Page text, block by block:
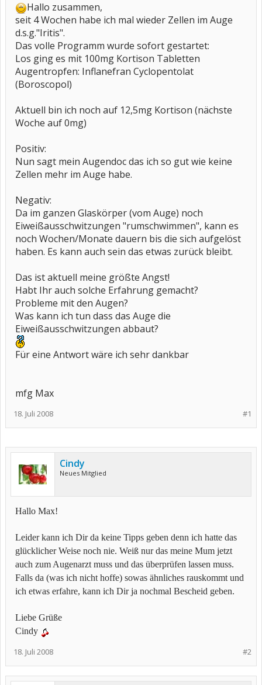
Hallo zusammen,
seit 4 Wochen habe ich mal wieder Zellen im Auge
d.s.g."Iritis".
Das volle Programm wurde sofort gestartet:
Los ging es mit 100mg Kortison Tabletten
Augentropfen: Inflanefran Cyclopentolat
(Boroscopol)
Aktuell bin ich noch auf 12,5mg Kortison (nächste
Woche auf 0mg)
Positiv:
Nun sagt mein Augendoc das ich so gut wie keine
Zellen mehr im Auge habe.
Negativ:
Da im ganzen Glaskörper (vom Auge) noch
Eiweißausschwitzungen "rumschwimmen", kann es
noch Wochen/Monate dauern bis die sich aufgelöst
haben. Es kann auch sein das etwas zurück bleibt.
Das ist aktuell meine größte Angst!
Habt Ihr auch solche Erfahrung gemacht?
Probleme mit den Augen?
Was kann ich tun dass das Auge die
Eiweißausschwitzungen abbaut?
Für eine Antwort wäre ich sehr dankbar
mfg Max
#1
18. Juli 2008
Cindy
Neues Mitglied
Hallo Max!
Leider kann ich Dir da keine Tipps geben denn ich hatte das
glücklicher Weise noch nie. Weiß nur das meine Mum jetzt
auch zum Augenarzt muss und das überprüfen lassen muss.
Falls da (was ich nicht hoffe) sowas ähnliches rauskommt und
ich etwas erfahre, kann ich Dir ja nochmal Bescheid geben.
Liebe Grüße
Cindy
#2
18. Juli 2008